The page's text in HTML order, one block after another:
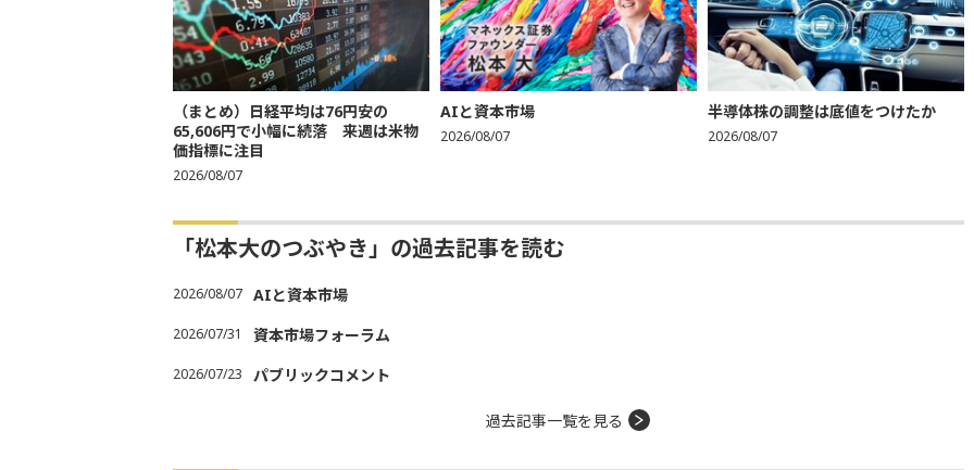
（まとめ）日経平均は76円安の
65,606円で小幅に続落 来週は米物
価指標に注目
2026/08/07
AIと資本市場
2026/08/07
半導体株の調整は底値をつけたか
2026/08/07
「松本大のつぶやき」の過去記事を読む
2026/08/07 AIと資本市場
2026/07/31 資本市場フォーラム
2026/07/23 パブリックコメント
過去記事一覧を見る